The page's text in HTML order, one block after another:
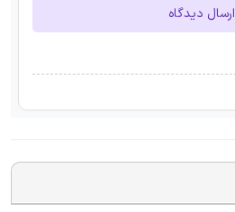
ارسال دیدگاه